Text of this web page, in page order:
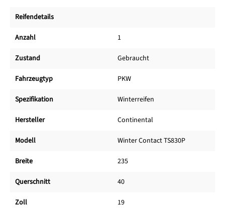
Reifendetails
Anzahl 1
Zustand Gebraucht
Fahrzeugtyp PKW
Spezifikation Winterreifen
Hersteller Continental
Modell Winter Contact TS830P
Breite 235
Querschnitt 40
Zoll 19